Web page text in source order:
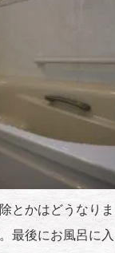
とかはどうなりま
最後にお風呂に